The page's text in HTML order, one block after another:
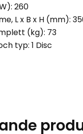
260
L x B x H (mm):
(kg): 73
typ: 1 Disc